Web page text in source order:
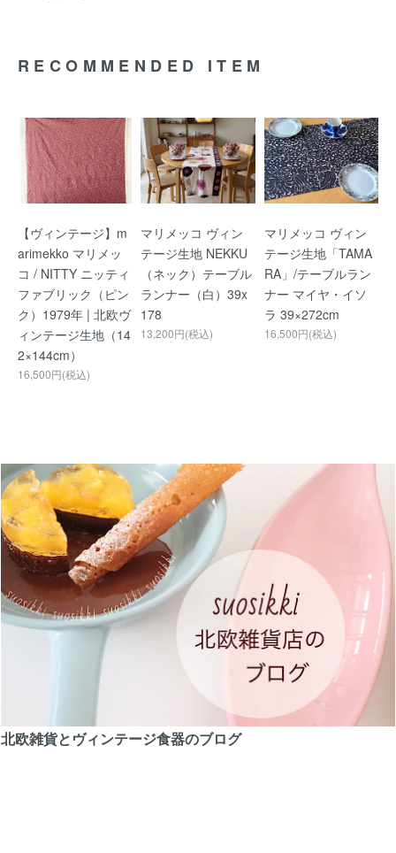
RECOMMENDED ITEM
【ヴィンテージ】m
arimekko マリメッ
コ / NITTY ニッティ
ファブリック（ピン
ク）1979年 | 北欧ヴ
ィンテージ生地（14
2×144cm）
16,500円(税込)
マリメッコ ヴィン
テージ生地 NEKKU
（ネック）テーブル
ランナー（白）39x
178
13,200円(税込)
マリメッコ ヴィン
テージ生地「TAMA
RA」/テーブルラン
ナー マイヤ・イソ
ラ 39×272cm
16,500円(税込)
北欧雑貨とヴィンテージ食器のブログ